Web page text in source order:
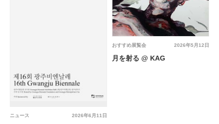
2026年6月11日
ニュース
2026年5月12日
おすすめ展覧会
月を射る @ KAG